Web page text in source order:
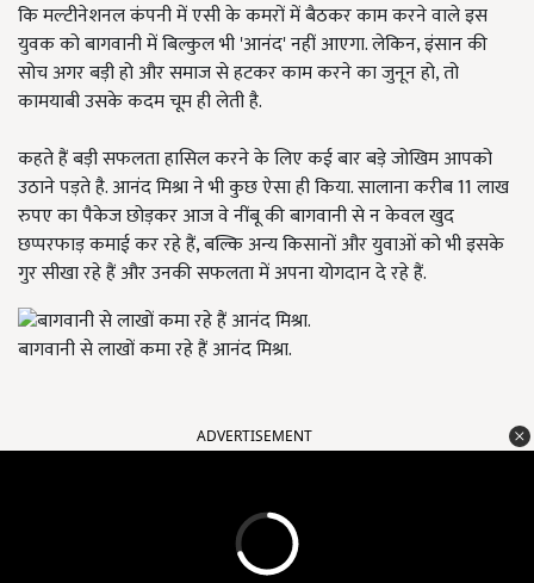
कि मल्‍टीनेशनल कंपनी में एसी के कमरों में बैठकर काम करने वाले इस
युवक को बागवानी में बिल्कुल भी 'आनंद' नहीं आएगा. लेकिन, इंसान की
सोच अगर बड़ी हो और समाज से हटकर काम करने का जुनून हो, तो
कामयाबी उसके कदम चूम ही लेती है.
कहते हैं बड़ी सफलता हासिल करने के लिए कई बार बड़े जोखिम आपको
उठाने पड़ते है. आनंद मिश्रा ने भी कुछ ऐसा ही किया. सालाना करीब 11 लाख
रुपए का पैकेज छोड़कर आज वे नींबू की बागवानी से न केवल खुद
छप्परफाड़ कमाई कर रहे हैं, बल्कि अन्य किसानों और युवाओं को भी इसके
गुर सीखा रहे हैं और उनकी सफलता में अपना योगदान दे रहे हैं.
बागवानी से लाखों कमा रहे हैं आनंद मिश्रा.
ADVERTISEMENT